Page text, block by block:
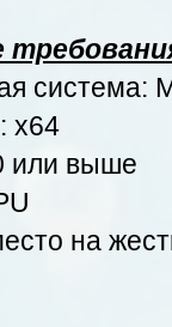
система:
x64
или выше
на